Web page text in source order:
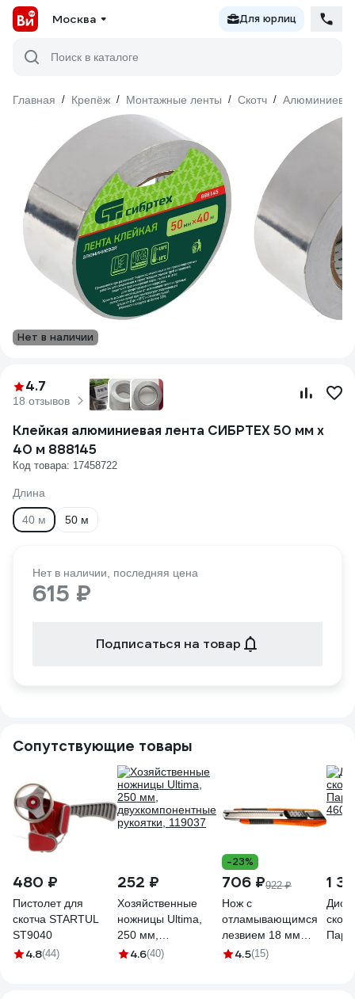
Москва Для юрлиц
Поиск в каталоге
Главная / Крепёж / Монтажные ленты / Скотч /
Нет в наличии
4.7
18 отзывов
Клейкая алюминиевая лента СИБРТЕХ 50 мм х
40 м 888145
Код товара: 17458722
Длина
40 м 50 м
Нет в наличии, последняя цена
615 ₽
Подписаться на товар
Сопутствующие товары
480 ₽
Пистолет для
скотча STARTUL
ST9040
4.8(44)
252 ₽
Хозяйственные
ножницы Ultima,
250 мм,
двухкомпонентные
4.6(40)
-23%
706 ₽922 ₽
Нож с
отламывающимся
лезвием 18 мм
NEO Tools 63-060
4.5(15)
1